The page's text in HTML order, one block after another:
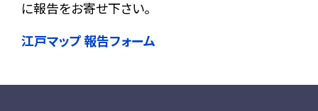
に報告をお寄せ下さい。
江戸マップ 報告フォーム